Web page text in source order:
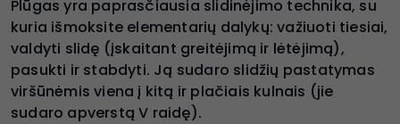
Plūgas yra paprasčiausia slidinėjimo technika, su
kuria išmoksite elementarių dalykų: važiuoti tiesiai,
valdyti slidę (įskaitant greitėjimą ir lėtėjimą),
pasukti ir stabdyti. Ją sudaro slidžių pastatymas
viršūnėmis viena į kitą ir plačiais kulnais (jie
sudaro apverstą V raidę).